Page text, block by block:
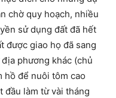
chờ quy hoạch, nhiều
sử dụng đất đã hết
được giao họ đã sang
phương khác (chủ
hồ để nuôi tôm cao
đầu làm từ vài tháng